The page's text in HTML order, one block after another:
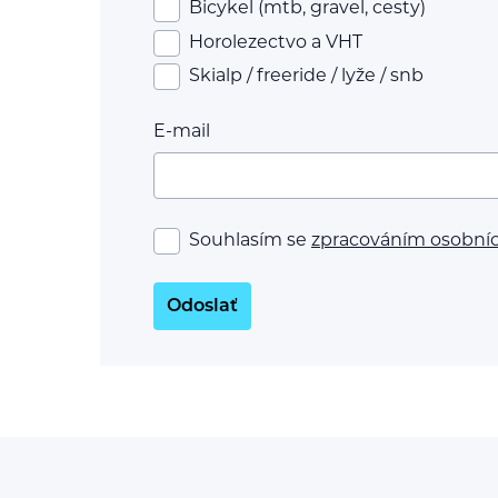
Bicykel (mtb, gravel, cesty)
Horolezectvo a VHT
Skialp / freeride / lyže / snb
E-mail
Souhlasím se zpracováním
Odoslať